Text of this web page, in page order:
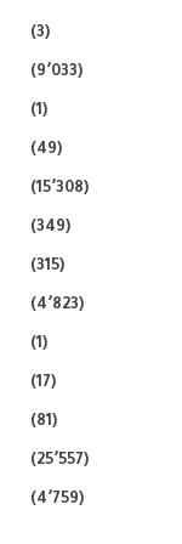
(3)
(9٬033)
(1)
(49)
(15٬308)
(349)
(315)
(4٬823)
(1)
(17)
(81)
(25٬557)
(4٬759)